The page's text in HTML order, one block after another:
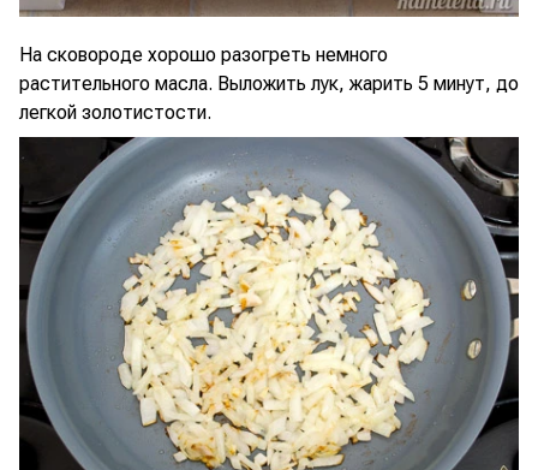
На сковороде хорошо разогреть немного
растительного масла. Выложить лук, жарить 5 минут, до
легкой золотистости.